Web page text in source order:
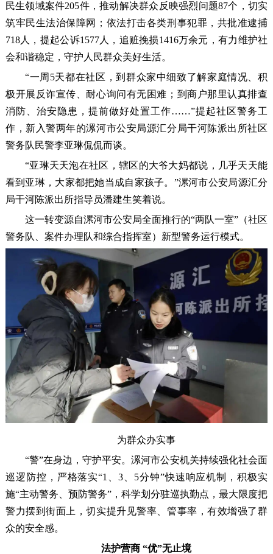
民生领域案件205件，推动解决群众反映强烈问题87个，切实
筑牢民生法治保障网；依法打击各类刑事犯罪，共批准逮捕
718人，提起公诉1577人，追赃挽损1416万余元，有力维护社
会和谐稳定，守护人民群众美好生活。
“一周5天都在社区，到群众家中细致了解家庭情况、积
极开展反诈宣传、耐心询问有无困难；到商户那里认真排查
消防、治安隐患，提前做好处置工作……”提起社区警务工
作，新入警两年的漯河市公安局源汇分局干河陈派出所社区
警务队民警李亚琳侃侃而谈。
“亚琳天天泡在社区，辖区的大爷大妈都说，几乎天天能
看到亚琳，大家都把她当成自家孩子。”漯河市公安局源汇分
局干河陈派出所指导员潘建生笑着说。
这一转变源自漯河市公安局全面推行的“两队一室”（社区
警务队、案件办理队和综合指挥室）新型警务运行模式。
为群众办实事
“警”在身边，守护平安。漯河市公安机关持续强化社会面
巡逻防控，严格落实“1、3、5分钟”快速响应机制，积极实
施“主动警务、预防警务”，科学划分驻巡执勤点，最大限度把
警力摆到街面上，切实提升见警率、管事率，有效增强了群
众的安全感。
法护营商 “优”无止境